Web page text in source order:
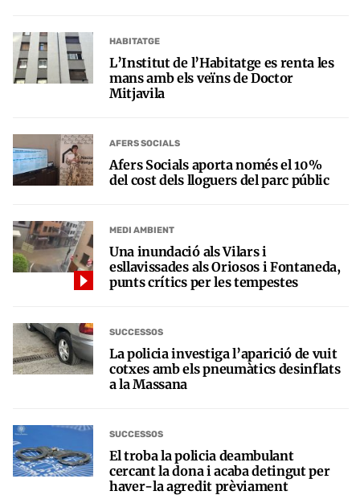
HABITATGE
L’Institut de l’Habitatge es renta les
mans amb els veïns de Doctor
Mitjavila
AFERS SOCIALS
Afers Socials aporta només el 10%
del cost dels lloguers del parc públic
MEDI AMBIENT
Una inundació als Vilars i
esllavissades als Oriosos i Fontaneda,
punts crítics per les tempestes
SUCCESSOS
La policia investiga l’aparició de vuit
cotxes amb els pneumàtics desinflats
a la Massana
SUCCESSOS
El troba la policia deambulant
cercant la dona i acaba detingut per
haver-la agredit prèviament